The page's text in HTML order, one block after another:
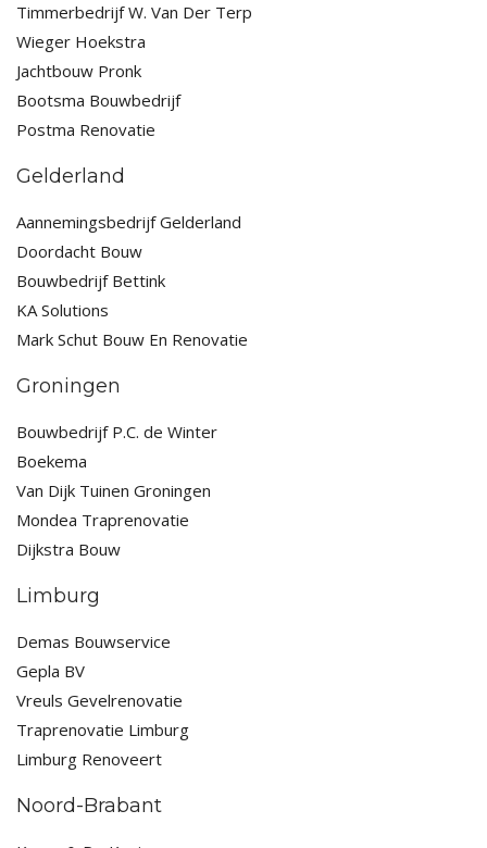
Timmerbedrijf W. Van Der Terp
Wieger Hoekstra
Jachtbouw Pronk
Bootsma Bouwbedrijf
Postma Renovatie
Gelderland
Aannemingsbedrijf Gelderland
Doordacht Bouw
Bouwbedrijf Bettink
KA Solutions
Mark Schut Bouw En Renovatie
Groningen
Bouwbedrijf P.C. de Winter
Boekema
Van Dijk Tuinen Groningen
Mondea Traprenovatie
Dijkstra Bouw
Limburg
Demas Bouwservice
Gepla BV
Vreuls Gevelrenovatie
Traprenovatie Limburg
Limburg Renoveert
Noord-Brabant